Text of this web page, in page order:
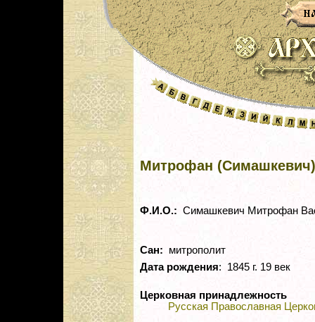
Митрофан (Симашкевич)
Ф.И.О.: Симашкевич Митрофан
Сан: митрополит
Дата рождения: 1845 г. 19 век
Церковная принадлежность
Русская Православная